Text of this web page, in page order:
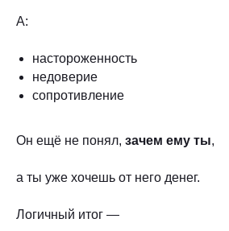
А:
настороженность
недоверие
сопротивление
Он ещё не понял, зачем ему ты,
а ты уже хочешь от него денег.
Логичный итог —